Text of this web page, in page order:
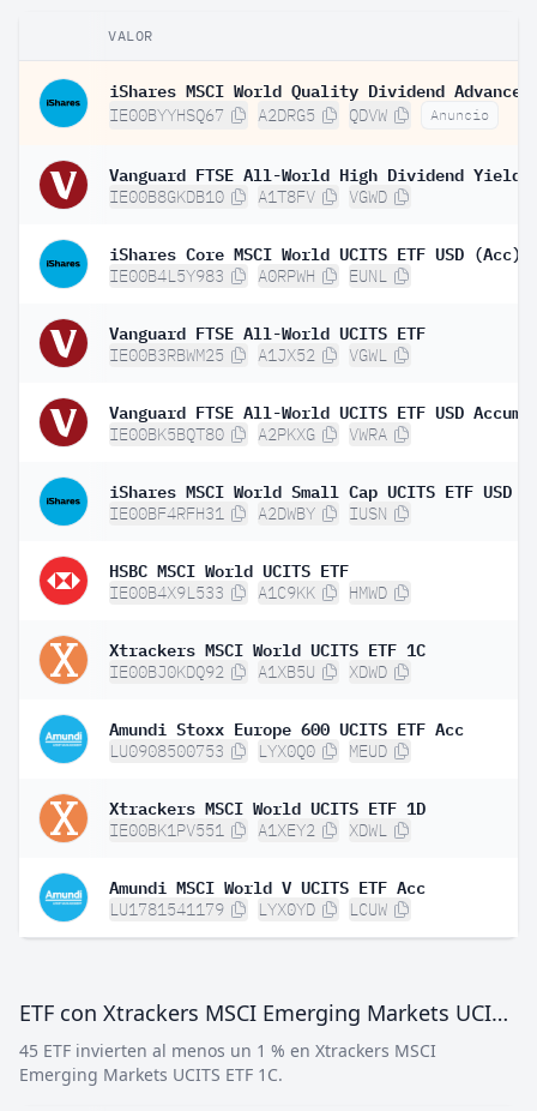
VALOR
IE00BYYHSQ67 A2DRG5 QDVW Anuncio
IE00B8GKDB10 A1T8FV VGWD
iShares Core MSCI World UCITS ETF USD (Acc)
IE00B4L5Y983 A0RPWH EUNL
Vanguard FTSE All-World UCITS ETF
IE00B3RBWM25 A1JX52 VGWL
IE00BK5BQT80 A2PKXG VWRA
iShares MSCI World Small Cap UCITS ETF USD
IE00BF4RFH31 A2DWBY IUSN
HSBC MSCI World UCITS ETF
IE00B4X9L533 A1C9KK HMWD
Xtrackers MSCI World UCITS ETF 1C
IE00BJ0KDQ92 A1XB5U XDWD
Amundi Stoxx Europe 600 UCITS ETF Acc
LU0908500753 LYX0Q0 MEUD
Xtrackers MSCI World UCITS ETF 1D
IE00BK1PV551 A1XEY2 XDWL
Amundi MSCI World V UCITS ETF Acc
LU1781541179 LYX0YD LCUW
ETF con Xtrackers MSCI Emerging Markets UCITS ETF 1C
45 ETF invierten al menos un 1 % en Xtrackers MSCI
Emerging Markets UCITS ETF 1C.